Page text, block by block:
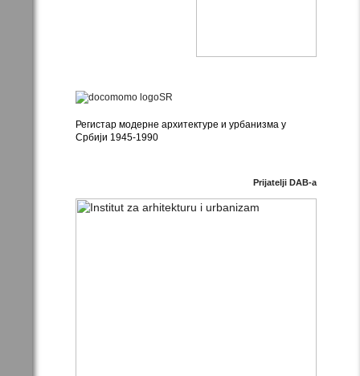
Регистар модерне архитектуре и урбанизма у
Србији 1945-1990
Prijatelji DAB-a